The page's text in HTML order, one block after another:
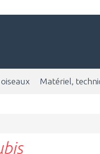
oiseaux Matériel,